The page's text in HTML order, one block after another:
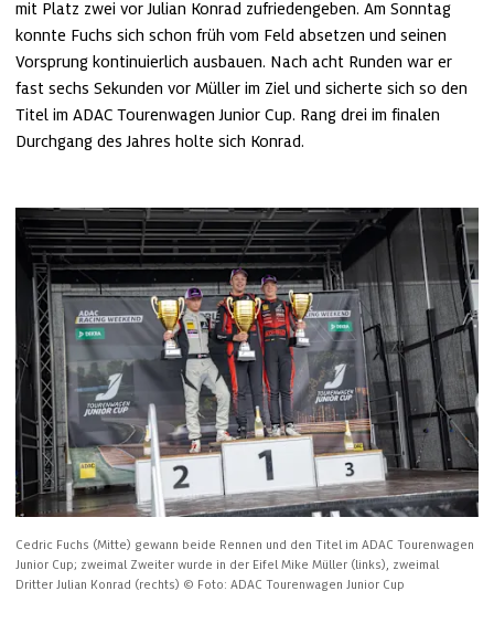
mit Platz zwei vor Julian Konrad zufriedengeben. Am Sonntag
konnte Fuchs sich schon früh vom Feld absetzen und seinen
Vorsprung kontinuierlich ausbauen. Nach acht Runden war er
fast sechs Sekunden vor Müller im Ziel und sicherte sich so den
Titel im ADAC Tourenwagen Junior Cup. Rang drei im finalen
Durchgang des Jahres holte sich Konrad.
Cedric Fuchs (Mitte) gewann beide Rennen und den Titel im ADAC Tourenwagen
Junior Cup; zweimal Zweiter wurde in der Eifel Mike Müller (links), zweimal
Dritter Julian Konrad (rechts) © Foto: ADAC Tourenwagen Junior Cup